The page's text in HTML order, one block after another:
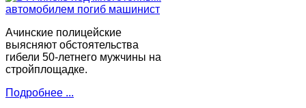
Ачинские полицейские
выясняют обстоятельства
гибели 50-летнего мужчины на
стройплощадке.
Подробнее ...